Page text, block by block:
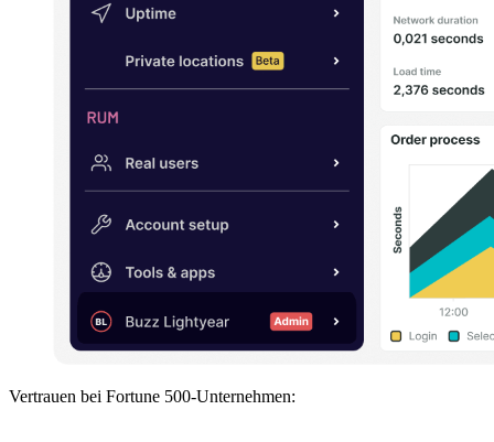
Vertrauen bei Fortune 500-Unternehmen: